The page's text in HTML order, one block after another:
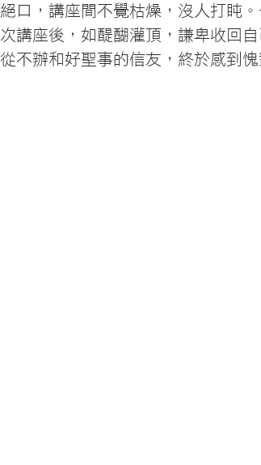
絕口，講座間不覺枯燥，沒人打盹
次講座後，如醍醐灌頂，謙卑收回
從不辦和好聖事的信友，終於感到